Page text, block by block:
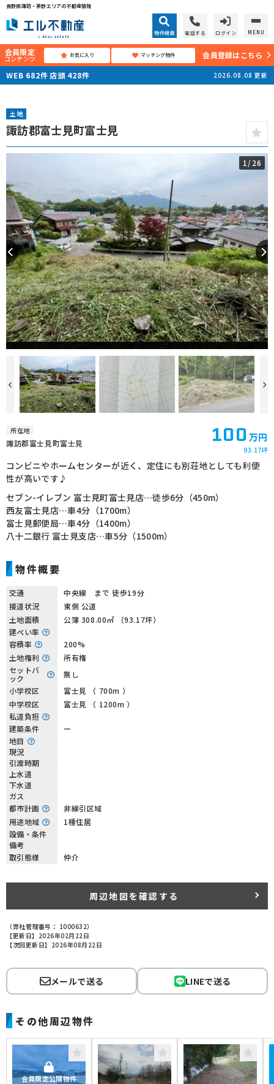
長野県諏訪・茅野エリアの不動産情報
物件検索 電話する ログイン MENU
会員限定
コンテンツ お気に入り マッチング物件
会員登録はこちら
WEB 682件 店頭 428件 2026.08.08 更新
土地
諏訪郡富士見町富士見
1/26
所在地
諏訪郡富士見町富士見 100万円
93.17坪
コンビニやホームセンターが近く、定住にも別荘地としても利便
性が高いです♪
セブン-イレブン 富士見町富士見店…徒歩6分（450m）
西友富士見店…車4分（1700m）
富士見郵便局…車4分（1400m）
八十二銀行 富士見支店…車5分（1500m）
物件概要
交通
中央線 まで 徒歩19分
接道状況
東側 公道
土地面積
公簿 308.00㎡ （93.17坪）
建ぺい率
容積率
200%
土地権利
所有権
セットバ
ック
無し
小学校区
富士見 （ 700m ）
中学校区
富士見 （ 1200m ）
私道負担
建築条件
ー
地目
現況
引渡時期
上水道
下水道
ガス
都市計画
非線引区域
用途地域
1種住居
設備・条件
備考
取引態様
仲介
周辺地図を確認する
（弊社管理番号： 1000632）
【更新日】2026年02月22日
【次回更新日】2026年08月22日
メールで送る LINEで送る
その他周辺物件
会員限定公開物件